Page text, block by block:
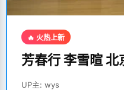
🔥 火热上新
芳春行 李雪暄 北
UP主: wys